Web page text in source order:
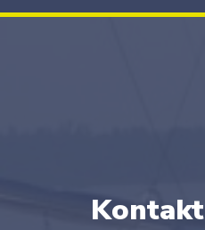
Kontakt